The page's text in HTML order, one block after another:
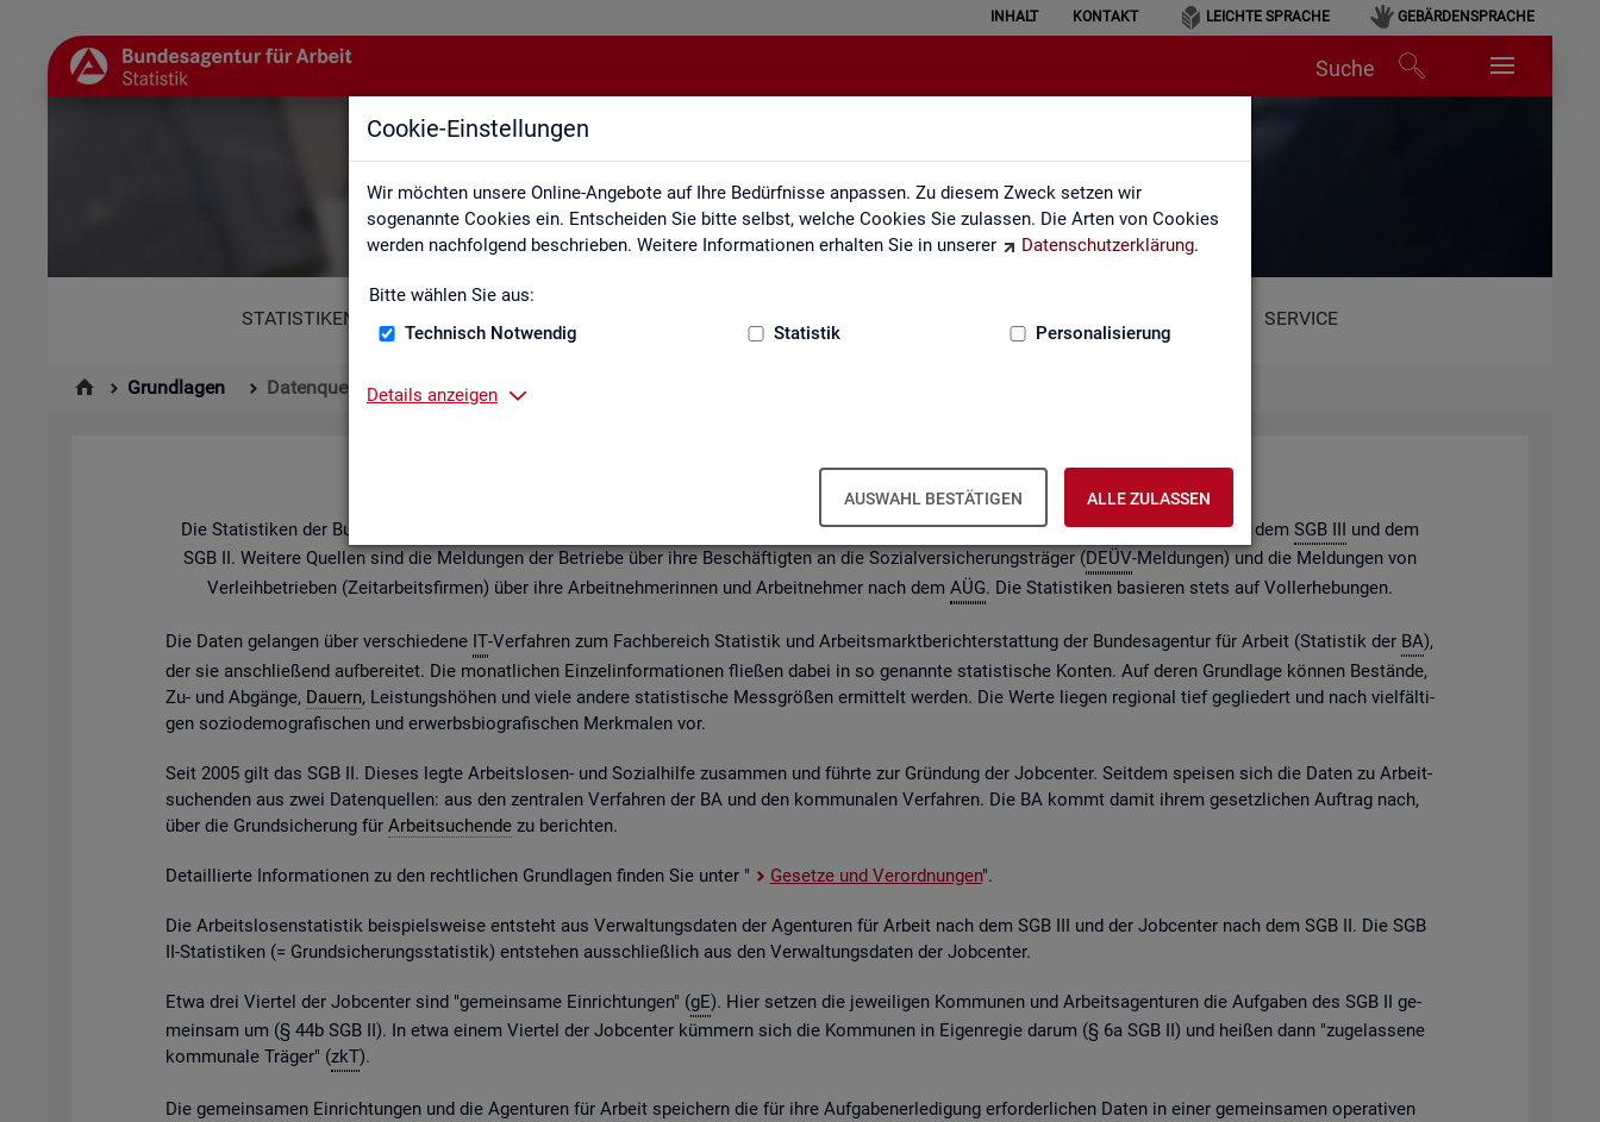
Cookie-Einstellungen
Wir möchten unsere Online-Angebote auf Ihre Bedürfnisse anpassen. Zu diesem Zweck setzen wir
sogenannte Cookies ein. Entscheiden Sie bitte selbst, welche Cookies Sie zulassen. Die Arten von Cookies
werden nachfolgend beschrieben. Weitere Informationen erhalten Sie in unserer
Datenschutzerklärung.
Bitte wählen Sie aus:
Technisch Notwendig
Statistik Personalisierung
Details anzeigen
AUSWAHL BESTÄTIGEN ALLE ZULASSEN
INHALT KONTAKT LEICHTE SPRACHE GEBÄRDENSPRACHE
Suche
Datenquellen
STATISTIKEN SERVICE
Grundlagen Datenquellen
Da­ten­quel­len
Die Sta­tis­ti­ken der Bun­des­agen­tur für Ar­beit ba­sie­ren über­wie­gend auf Ge­schäfts­da­ten der Agen­tu­ren für Ar­beit und derJob­cen­ternach dem SGB III und dem
SGB II. Wei­te­re Quel­len sind die Mel­dun­gen der Be­trie­be über ihre Be­schäf­tig­ten an die So­zi­al­ver­si­che­rungs­trä­ger (DEÜV-Mel­dun­gen) und die Mel­dun­gen von
Ver­leih­be­trie­ben (Zeit­ar­beits­fir­men) über ihre Ar­beit­neh­me­rin­nen und Ar­beit­neh­mer nach dem AÜG. Die Sta­tis­ti­ken ba­sie­ren stets auf Vol­l­er­he­bun­gen.
Die Daten ge­lan­gen über ver­schie­de­ne IT-Ver­fah­ren zum Fach­be­reich Sta­tis­tik und Ar­beits­markt­be­richt­erstat­tung der Bun­des­agen­tur für Ar­beit (Sta­tis­tik der BA),
der sie an­schlie­ßend auf­be­rei­tet. Die mo­nat­li­chen Ein­zel­in­for­ma­tio­nen flie­ßen dabei in so ge­nann­te sta­tis­ti­sche Kon­ten. Auf deren Grund­la­ge kön­nen Be­stän­de,
Zu- und Ab­gän­ge, Dau­ern, Leis­tungs­hö­hen und viele an­de­re sta­tis­ti­sche Mess­grö­ßen er­mit­telt wer­den. Die Werte lie­gen re­gio­nal tief ge­glie­dert und nach viel­fäl­ti­
gen so­zio­de­mo­gra­fi­schen und er­werbs­bio­gra­fi­schen Merk­ma­len vor.
Seit 2005 gilt das SGB II. Die­ses legte Ar­beits­lo­sen- und So­zi­al­hil­fe zu­sam­men und führ­te zur Grün­dung der Job­cen­ter. Seit­dem spei­sen sich die Daten zu Ar­beit­
su­chen­den aus zwei Da­ten­quel­len: aus den zen­tra­len Ver­fah­ren der BA und den kom­mu­na­len Ver­fah­ren. Die BA kommt damit ihrem ge­setz­li­chen Auf­trag nach,
über die Grund­si­che­rung für Ar­beit­su­chen­dezu be­rich­ten.
De­tail­lier­te In­for­ma­tio­nen zu den recht­li­chen Grund­la­gen fin­den Sie unter " Ge­set­ze und Ver­ord­nun­gen".
Die Ar­beits­lo­sen­sta­tis­tik bei­spiels­wei­se ent­steht aus Ver­wal­tungs­da­ten der Agen­tu­ren für Ar­beit nach dem SGB III und der Job­cen­ter nach dem SGB II. Die SGB
II-Sta­tis­ti­ken (= Grund­si­che­rungs­sta­tis­tik) ent­ste­hen aus­schlie­ß­lich aus den Ver­wal­tungs­da­ten der Job­cen­ter.
Etwa drei Vier­tel der Job­cen­ter sind "ge­mein­sa­me Ein­rich­tun­gen" (gE). Hier set­zen die je­wei­li­gen Kom­mu­nen und Ar­beits­agen­tu­ren die Auf­ga­ben des SGB II ge­
mein­sam um (§ 44b SGB II). In etwa einem Vier­tel der Job­cen­ter küm­mern sich die Kom­mu­nen in Ei­gen­re­gie darum (§ 6a SGB II) und hei­ßen dann "zu­ge­las­se­ne
kom­mu­na­le Trä­ger" (zkT).
Die ge­mein­sa­men Ein­rich­tun­gen und die Agen­tu­ren für Ar­beit spei­chern die für ihre Auf­ga­ben­er­le­di­gung er­for­der­li­chen Daten in einer ge­mein­sa­men ope­ra­ti­ven